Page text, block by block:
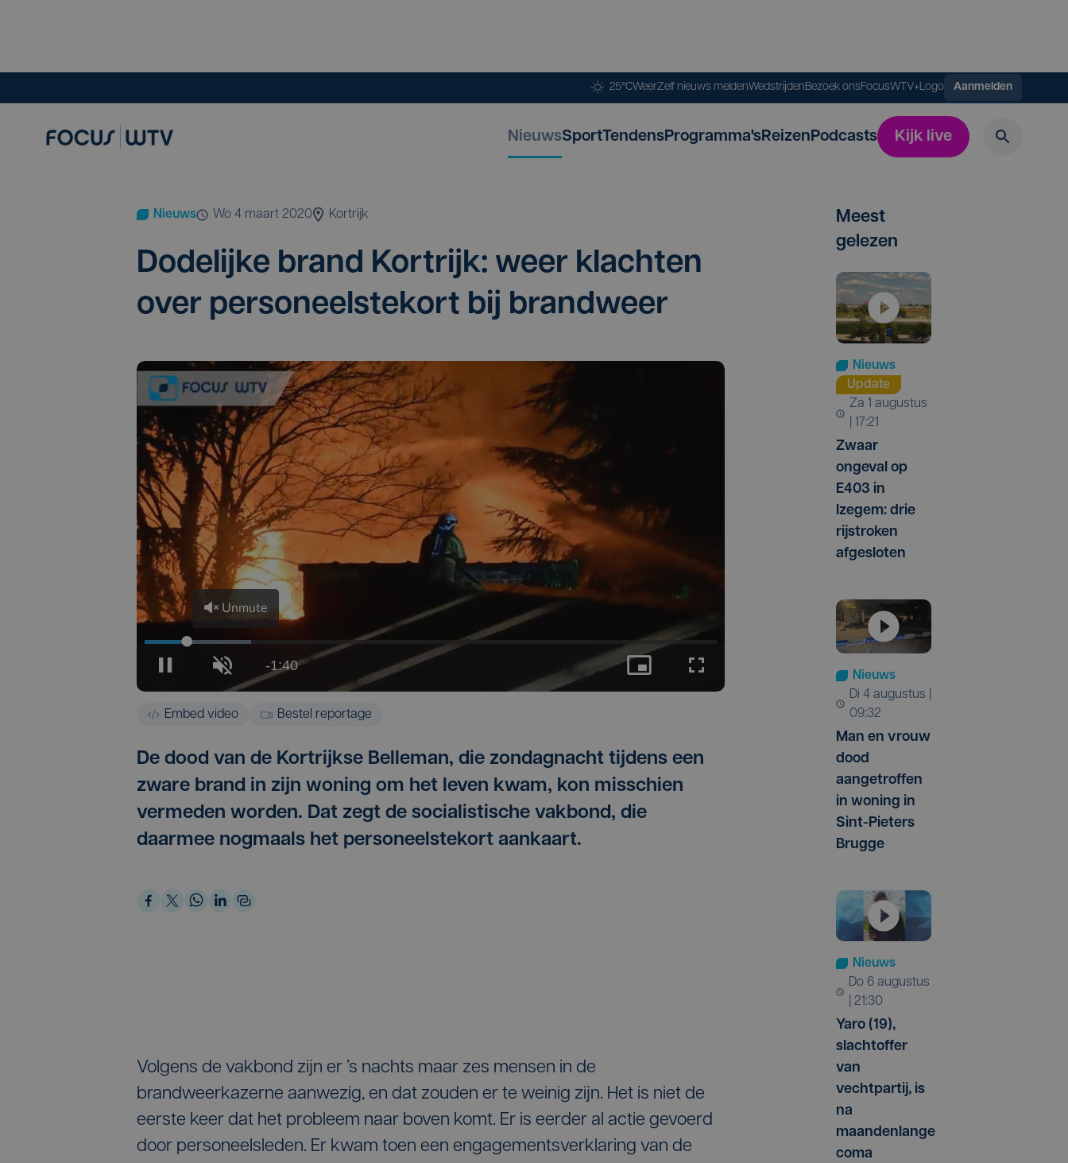
25°CWeerZelf nieuws meldenWedstrijdenBezoek onsFocusWTV+Logo Aanmelden
NieuwsSportTendensProgramma'sReizenPodcasts Kijk live
Nieuws wo 4 maart 2020 Kortrijk
Dode­lij­ke brand Kort­rijk: weer klach­ten
over per­so­neels­te­kort bij brandweer
Embed video Bestel reportage
De dood van de Kortrijkse Belleman, die zondagnacht tijdens een
zware brand in zijn woning om het leven kwam, kon misschien
vermeden worden. Dat zegt de socialistische vakbond, die
daarmee nogmaals het personeelstekort aankaart.
Volgens de vakbond zijn er ’s nachts maar zes mensen in de
brandweerkazerne aanwezig, en dat zouden er te weinig zijn. Het is niet de
eerste keer dat het probleem naar boven komt. Er is eerder al actie gevoerd
door personeelsleden. Er kwam toen een engagementsverklaring van de
Meest
gelezen
Nieuws
Update
za 1 augustus
| 17:21
Zwaar
ongeval op
E403 in
Izegem: drie
rijstroken
afgesloten
Nieuws
di 4 augustus |
09:32
Man en vrouw
dood
aangetroffen
in woning in
Sint-Pieters
Brugge
Nieuws
do 6 augustus
| 21:30
Yaro (19),
slachtoffer
van
vechtpartij, is
na
maandenlange
coma